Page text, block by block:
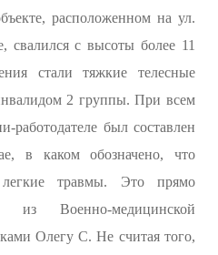
расположенном на ул.
свалился с высоты более 11
стали тяжкие телесные
2 группы. При всем
работодателе был составлен
в каком обозначено, что
травмы. Это прямо
из Военно-медицинской
Олегу С. Не считая того,